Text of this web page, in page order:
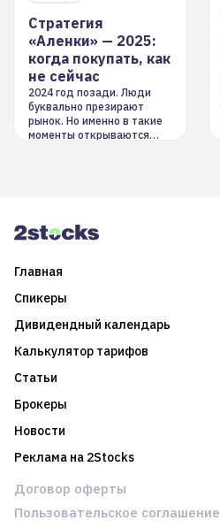
Стратегия
«Аленки» — 2025:
когда покупать, как
не сейчас
2024 год позади. Люди
буквально презирают
рынок. Но именно в такие
моменты открываются
Главная
Спикеры
Дивидендный календарь
Калькулятор тарифов
Статьи
Брокеры
Новости
Реклама на 2Stocks
Договор оферты
Пользовательское соглашение